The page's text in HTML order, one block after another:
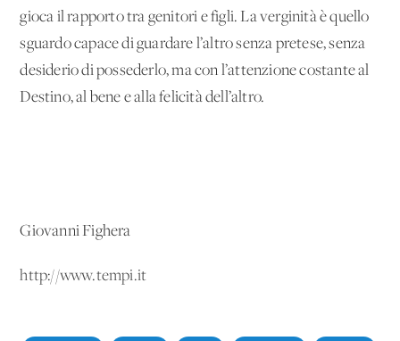
gioca il rapporto tra genitori e figli. La verginità è quello
sguardo capace di guardare l’altro senza pretese, senza
desiderio di possederlo, ma con l’attenzione costante al
Destino, al bene e alla felicità dell’altro.
Giovanni Fighera
http://www.tempi.it